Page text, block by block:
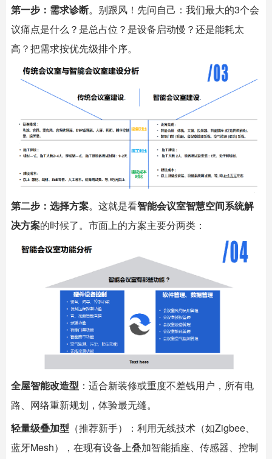
第一步：需求诊断。别跟风！先问自己：我们最大的3个会
议痛点是什么？是总占位？是设备启动慢？还是能耗太
高？把需求按优先级排个序。
第二步：选择方案。这就是看智能会议室智慧空间系统解
决方案的时候了。市面上的方案主要分两类：
全屋智能改造型 ：适合新装修或重度不差钱用户，所有电
路、网络重新规划，体验最无缝。
轻量级叠加型 （推荐新手）：利用无线技术（如Zigbee、
蓝牙Mesh），在现有设备上叠加智能插座、传感器、控制